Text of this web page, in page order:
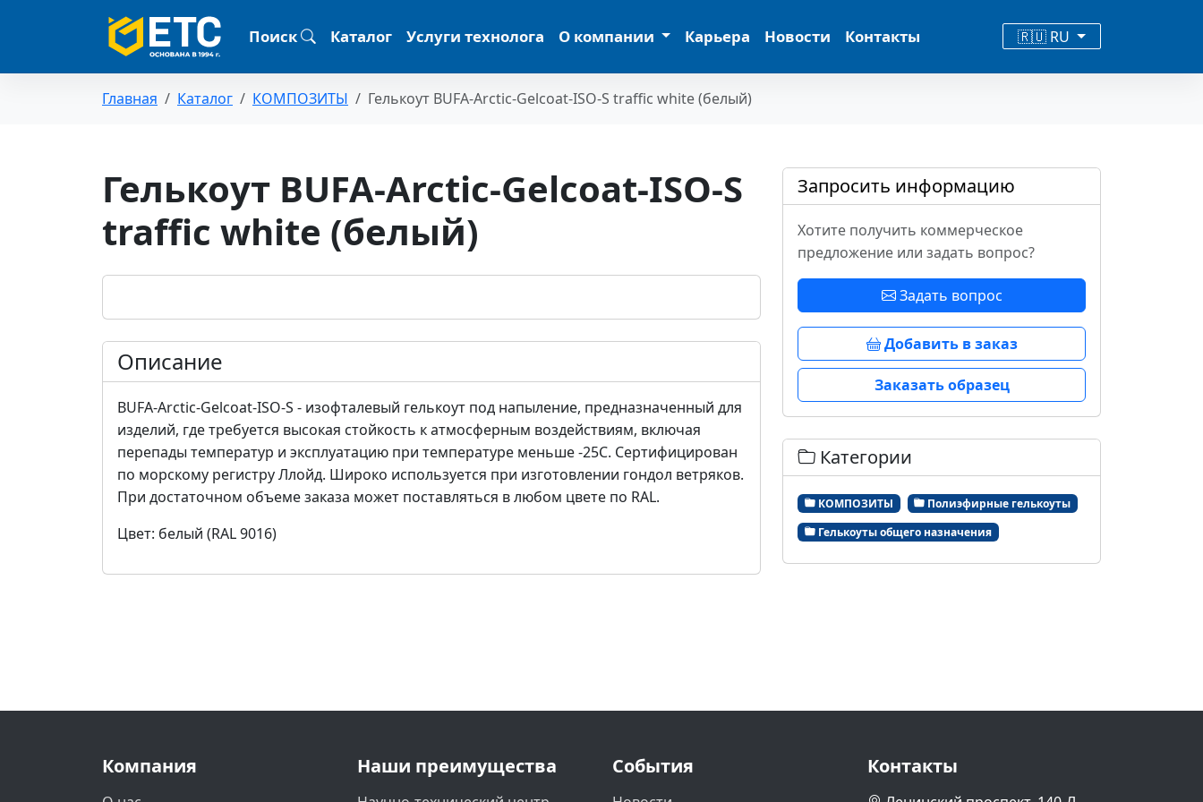
Поиск Каталог Услуги технолога О компании Карьера Новости Контакты 🇷🇺 RU
Главная Каталог КОМПОЗИТЫ Гелькоут BUFA-Arctic-Gelcoat-ISO-S traffic white (белый)
Гелькоут BUFA-Arctic-Gelcoat-ISO-S
traffic white (белый)
Описание
BUFA-Arctic-Gelcoat-ISO-S - изофталевый гелькоут под напыление, предназначенный для
изделий, где требуется высокая стойкость к атмосферным воздействиям, включая
перепады температур и эксплуатацию при температуре меньше -25С. Сертифицирован
по морскому регистру Ллойд. Широко используется при изготовлении гондол ветряков.
При достаточном объеме заказа может поставляться в любом цвете по RAL.
Цвет: белый (RAL 9016)
Запросить информацию
Хотите получить коммерческое
предложение или задать вопрос?
Задать вопрос
Добавить в заказ
Заказать образец
Категории
КОМПОЗИТЫ
Полиэфирные гелькоуты
Гелькоуты общего назначения
Компания Наши преимущества События Контакты